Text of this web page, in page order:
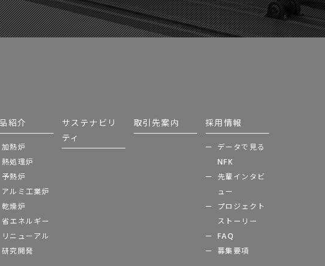
紹介
加熱炉
熱処理炉
予熱炉
アルミ工業炉
乾燥炉
省エネルギー
リニューアル
研究開発
サステナビリ
ティ
取引先案内 採用情報
データで見る
NFK
先輩インタビ
ュー
プロジェクト
ストーリー
FAQ
募集要項